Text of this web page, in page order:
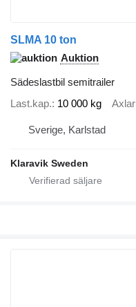
SLMA 10 ton
Auktion
Sädeslastbil semitrailer
Last.kap. 10 000 kg Axlar
Sverige, Karlstad
Klaravik Sweden